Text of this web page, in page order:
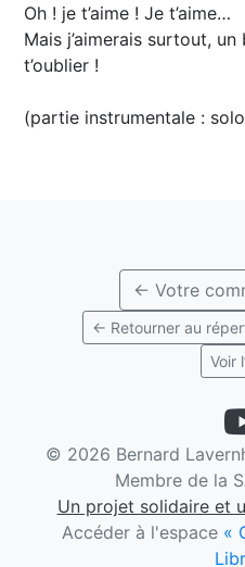
Oh ! je t’aime ! Je t’aime…
Mais j’aimerais surtout,
t’oublier !
(partie instrumentale :
← Votre
← Retourner au
Voir
© 2026 Bernard
Membre de la
Un projet solidaire et
Accéder à l'espace «